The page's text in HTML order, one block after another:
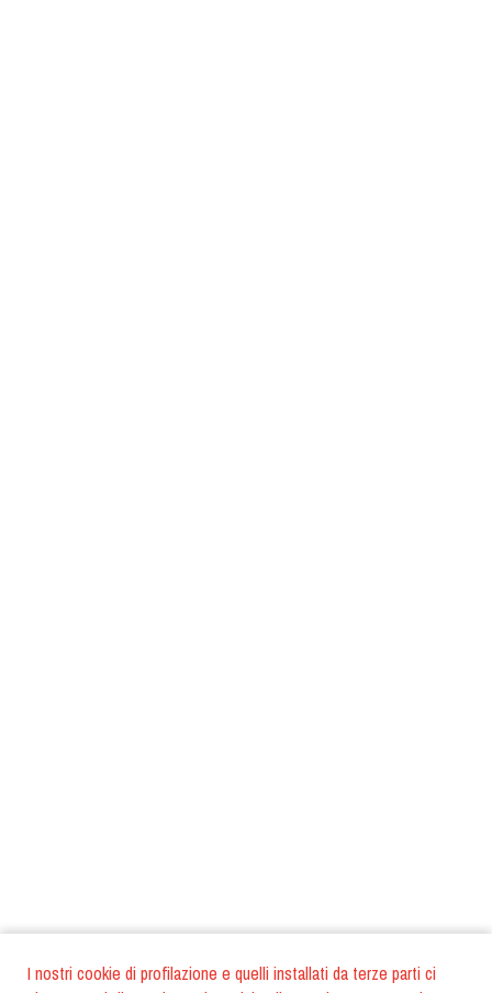
I nostri cookie di profilazione e quelli installati da terze parti ci